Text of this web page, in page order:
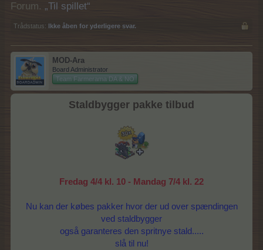
Forum. „Til spillet“
Trådstatus: Ikke åben for yderligere svar.
MOD-Ara
Board Administrator
Team Farmerama DA & NO
Staldbygger pakke tilbud
Fredag 4/4 kl. 10 - Mandag 7/4 kl. 22
Nu kan der købes pakker hvor der ud over spændingen
ved staldbygger
også garanteres den spritnye stald.....
slå til nu!